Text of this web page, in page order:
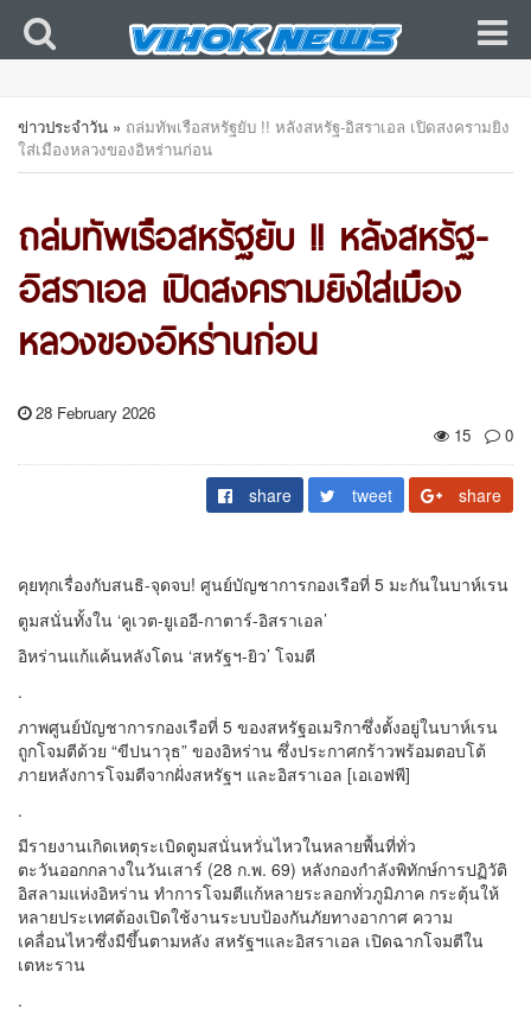
ข่าวประจำวัน » ถล่มทัพเรือสหรัฐยับ !! หลังสหรัฐ-อิสราเอล เปิดสงครามยิง
ใส่เมืองหลวงของอิหร่านก่อน
ถล่มทัพเรือสหรัฐยับ !! หลังสหรัฐ-
อิสราเอล เปิดสงครามยิงใส่เมือง
หลวงของอิหร่านก่อน
28 February 2026
15
0
share tweet share
คุยทุกเรื่องกับสนธิ-จุดจบ! ศูนย์บัญชาการกองเรือที่ 5 มะกันในบาห์เรน
ตูมสนั่นทั้งใน ‘คูเวต-ยูเออี-กาตาร์-อิสราเอล’
อิหร่านแก้แค้นหลังโดน ‘สหรัฐฯ-ยิว’ โจมตี
.
ภาพศูนย์บัญชาการกองเรือที่ 5 ของสหรัฐอเมริกาซึ่งตั้งอยู่ในบาห์เรน
ถูกโจมตีด้วย “ขีปนาวุธ” ของอิหร่าน ซึ่งประกาศกร้าวพร้อมตอบโต้
ภายหลังการโจมตีจากฝั่งสหรัฐฯ และอิสราเอล [เอเอฟพี]
.
มีรายงานเกิดเหตุระเบิดตูมสนั่นหวั่นไหวในหลายพื้นที่ทั่ว
ตะวันออกกลางในวันเสาร์ (28 ก.พ. 69) หลังกองกำลังพิทักษ์การปฏิวัติ
อิสลามแห่งอิหร่าน ทำการโจมตีแก้หลายระลอกทั่วภูมิภาค กระตุ้นให้
หลายประเทศต้องเปิดใช้งานระบบป้องกันภัยทางอากาศ ความ
เคลื่อนไหวซึ่งมีขึ้นตามหลัง สหรัฐฯและอิสราเอล เปิดฉากโจมตีใน
เตหะราน
.